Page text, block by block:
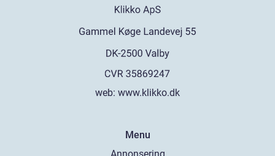
web: www.klikko.dk
Menu